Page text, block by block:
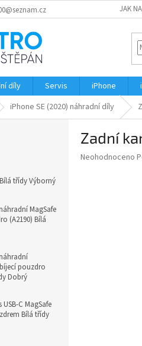
JAK
díly Servis iPhone
iPhone SE (2020) náhradní díly
třídy Výborný
MagSafe
(A2190) Bílá
pouzdro
Dobrý
C MagSafe
Bílá třídy
Zadní
Průměrné
Neohodnoceno